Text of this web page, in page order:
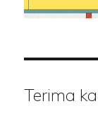
Terima